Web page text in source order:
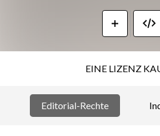
EINE LIZENZ
Editorial-Rechte